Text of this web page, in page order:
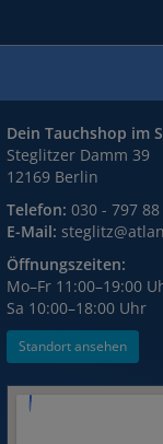
Dein Tauchshop im
Steglitzer Damm 39
12169 Berlin
Telefon: 030 - 797
E-Mail:
Öffnungszeiten:
Mo–Fr 11:00–19:00
Sa 10:00–18:00 Uhr
Standort ansehen